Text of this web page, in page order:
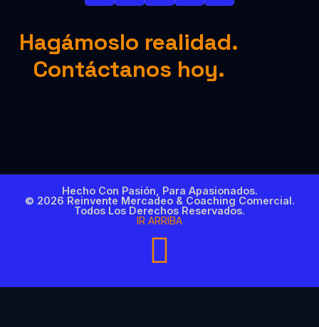
Hagámoslo realidad.
Contáctanos hoy.
Hecho Con Pasión, Para Apasionados.
© 2026 Reinvente Mercadeo & Coaching Comercial.
Todos Los Derechos Reservados.
IR ARRIBA